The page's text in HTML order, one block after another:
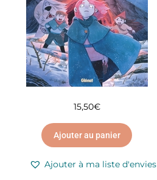
15,50€
Ajouter au panier
Ajouter à ma liste d'envies